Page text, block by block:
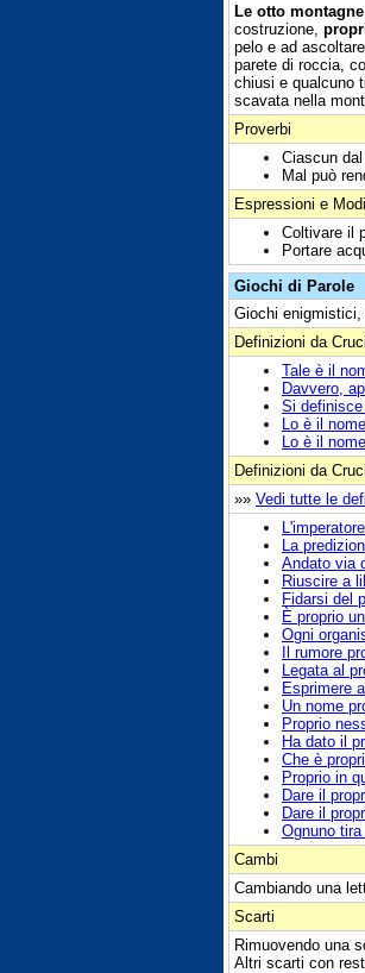
Le otto montagne
costruzione,
pelo e ad
parete di roccia,
chiusi e qualcuno
scavata nella
Proverbi
Ciascun
Mal può
Espressioni e
Coltivare il
Portare
Giochi di Parole
Giochi
Definizioni da
Tale è il
Davvero,
Si
Lo è il
Lo è il
Definizioni da
»» Vedi tutte le
La
Andato via
Riuscire a
Fidarsi del
È proprio
Ogni
Il rumore
Legata al
Esprimere
Un nome
Proprio
Ha dato il
Che è
Proprio in
Dare il
Dare il
Ognuno
Cambi
Cambiando una
Scarti
Rimuovendo una
Altri scarti con